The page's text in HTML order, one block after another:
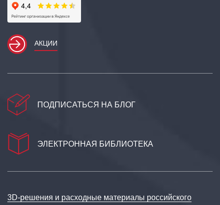
АКЦИИ
ПОДПИСАТЬСЯ НА БЛОГ
ЭЛЕКТРОННАЯ БИБЛИОТЕКА
3D‑решения и расходные материалы российского